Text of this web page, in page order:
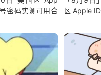
密码实测可用合
区 Apple